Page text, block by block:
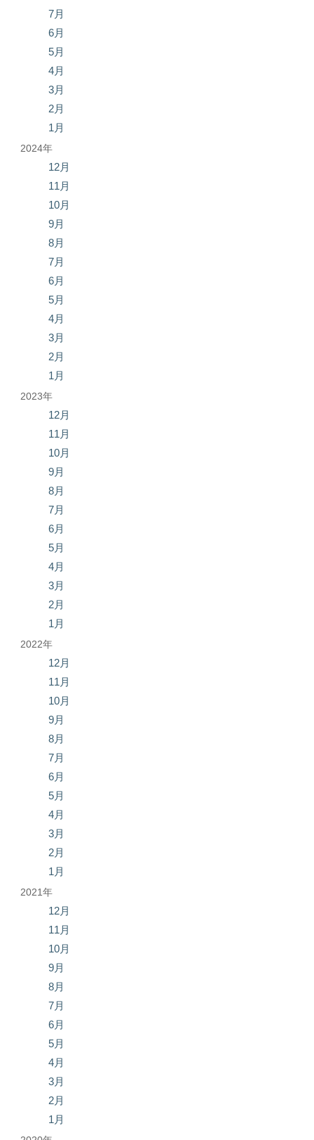
7月
6月
5月
4月
3月
2月
1月
2024年
12月
11月
10月
9月
8月
7月
6月
5月
4月
3月
2月
1月
2023年
12月
11月
10月
9月
8月
7月
6月
5月
4月
3月
2月
1月
2022年
12月
11月
10月
9月
8月
7月
6月
5月
4月
3月
2月
1月
2021年
12月
11月
10月
9月
8月
7月
6月
5月
4月
3月
2月
1月